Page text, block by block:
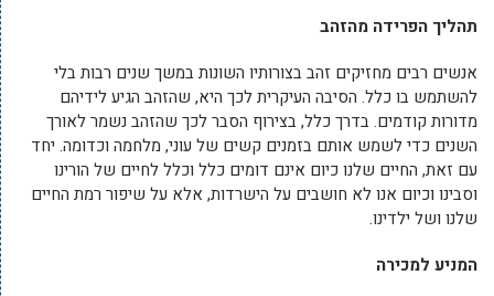
תהליך הפרידה מהזהב
אנשים רבים מחזיקים זהב בצורותיו השונות במשך שנים רבות בלי
להשתמש בו כלל. הסיבה העיקרית לכך היא, שהזהב הגיע לידיהם
מדורות קודמים. בדרך כלל, בצירוף הסבר לכך שהזהב נשמר לאורך
השנים כדי לשמש אותם בזמנים קשים של עוני, מלחמה וכדומה. יחד
עם זאת, החיים שלנו כיום אינם דומים כלל וכלל לחיים של הורינו
וסבינו וכיום אנו לא חושבים על הישרדות, אלא על שיפור רמת החיים
שלנו ושל ילדינו.
המניע למכירה